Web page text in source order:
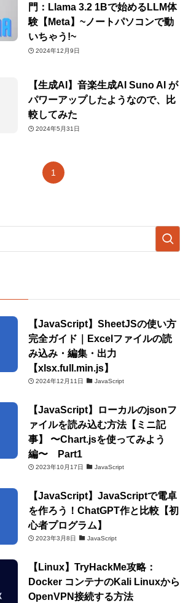
門：Llama 3.2 1Bで始めるLLM体
験【Meta】~ノートパソコンで動
いちゃう!~
2024年12月9日
【生成AI】音楽生成AI Suno AI が
パワーアップしたようなので、比
較してみた
2024年5月31日
1
【JavaScript】SheetJSの使い方
完全ガイド｜Excelファイルの読
み込み・編集・出力
【xlsx.full.min.js】
2024年12月11日 JavaScript
【JavaScript】ローカルのjsonフ
ァイルを読み込む方法【ミニ記
事】 〜Chart.jsを使ってみよう
編〜 Part1
2023年10月17日 JavaScript
【JavaScript】JavaScriptで電卓
を作ろう！ChatGPT作と比較【初
心者プログラム】
2023年3月8日 JavaScript
【Linux】TryHackMe攻略：
Docker コンテナのKali Linuxから
OpenVPN接続する方法